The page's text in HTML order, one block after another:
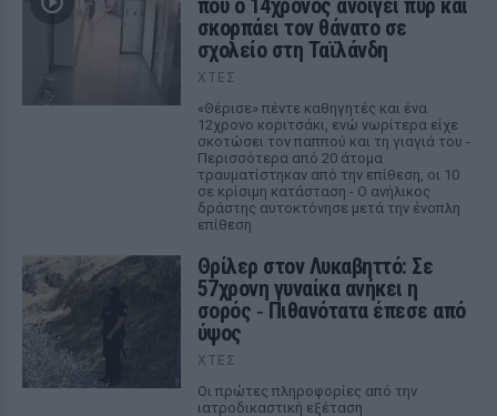
που ο 14χρονος ανοίγει πυρ και
σκορπάει τον θάνατο σε
σχολείο στη Ταϊλάνδη
ΧΤΕΣ
«Θέρισε» πέντε καθηγητές και ένα
12χρονο κοριτσάκι, ενώ νωρίτερα είχε
σκοτώσει τον παππού και τη γιαγιά του -
Περισσότερα από 20 άτομα
τραυματίστηκαν από την επίθεση, οι 10
σε κρίσιμη κατάσταση - Ο ανήλικος
δράστης αυτοκτόνησε μετά την ένοπλη
επίθεση
Θρίλερ στον Λυκαβηττό: Σε
57χρονη γυναίκα ανήκει η
σορός ‑ Πιθανότατα έπεσε από
ύψος
ΧΤΕΣ
Οι πρώτες πληροφορίες από την
ιατροδικαστική εξέταση